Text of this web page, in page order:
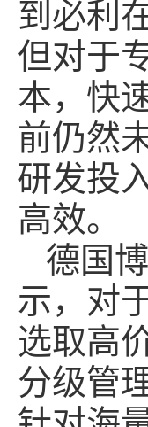
到必利
但对于
本，快
前仍然
研发投
高效。
德国
示，对
选取高
分级管